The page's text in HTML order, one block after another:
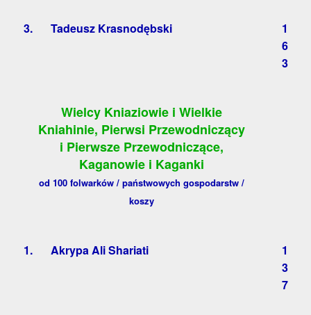
3. Tadeusz Krasnodębski
1
6
3
Wielcy Kniaziowie i Wielkie
Kniahinie, Pierwsi Przewodniczący
i Pierwsze Przewodniczące,
Kaganowie i Kaganki
od 100 folwarków / państwowych gospodarstw /
koszy
1. Akrypa Ali Shariati
1
3
7